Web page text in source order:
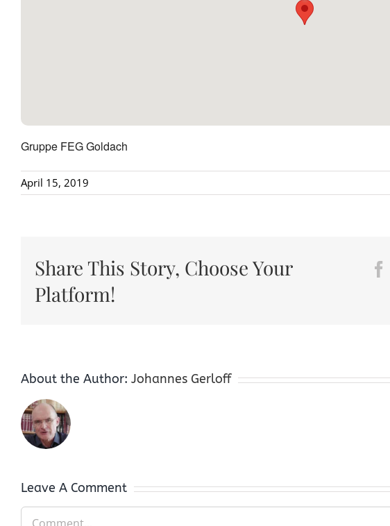
Gruppe FEG Goldach
April 15, 2019
Share This Story, Choose Your
Platform!
About the Author: Johannes Gerloff
Leave A Comment
Comment